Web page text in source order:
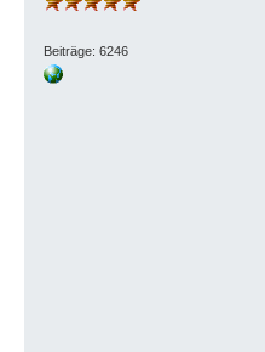
Beiträge: 6246